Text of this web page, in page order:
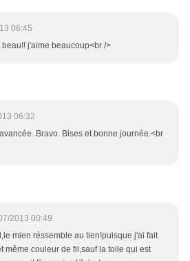
06:45
j'aime beaucoup<br />
06:32
Bravo. Bises et bonne journée.<br
2013 00:49
mien réssemble au tien!puisque j'ai fait
même couleur de fil,sauf la toile qui est